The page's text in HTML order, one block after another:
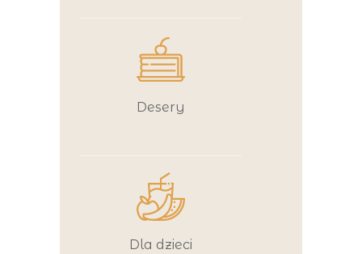
Desery
Dla dzieci